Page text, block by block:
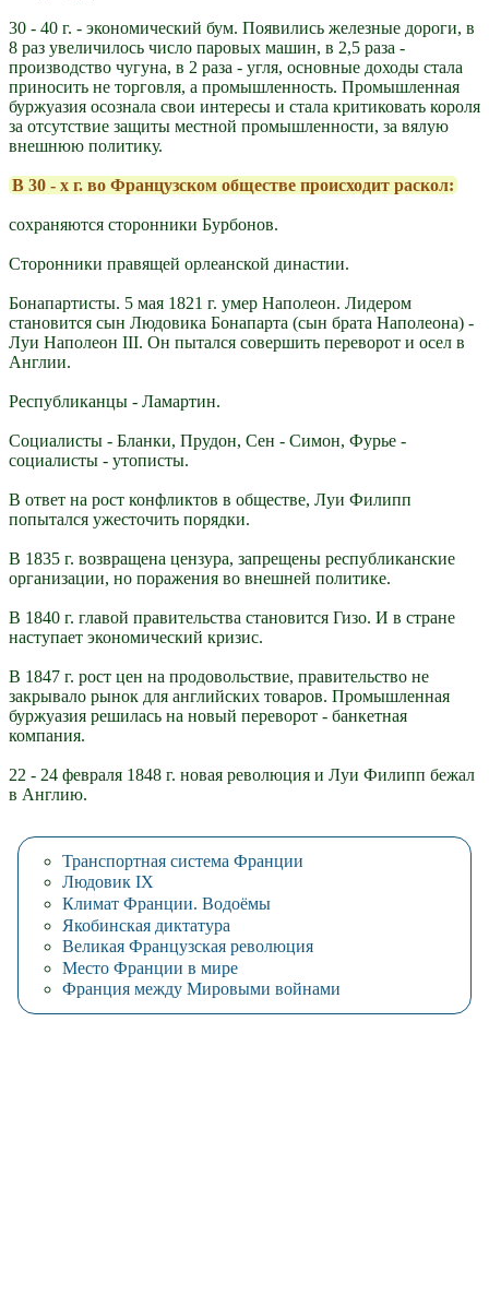
30 - 40 г. - экономический бум. Появились железные дороги, в
8 раз увеличилось число паровых машин, в 2,5 раза -
производство чугуна, в 2 раза - угля, основные доходы стала
приносить не торговля, а промышленность. Промышленная
буржуазия осознала свои интересы и стала критиковать короля
за отсутствие защиты местной промышленности, за вялую
внешнюю политику.
В 30 - х г. во Французском обществе происходит раскол:
сохраняются сторонники Бурбонов.
Сторонники правящей орлеанской династии.
Бонапартисты. 5 мая 1821 г. умер Наполеон. Лидером
становится сын Людовика Бонапарта (сын брата Наполеона) -
Луи Наполеон III. Он пытался совершить переворот и осел в
Англии.
Республиканцы - Ламартин.
Социалисты - Бланки, Прудон, Сен - Симон, Фурье -
социалисты - утописты.
В ответ на рост конфликтов в обществе, Луи Филипп
попытался ужесточить порядки.
В 1835 г. возвращена цензура, запрещены республиканские
организации, но поражения во внешней политике.
В 1840 г. главой правительства становится Гизо. И в стране
наступает экономический кризис.
В 1847 г. рост цен на продовольствие, правительство не
закрывало рынок для английских товаров. Промышленная
буржуазия решилась на новый переворот - банкетная
компания.
22 - 24 февраля 1848 г. новая революция и Луи Филипп бежал
в Англию.
Транспортная система Франции
Людовик IX
Климат Франции. Водоёмы
Якобинская диктатура
Великая Французская революция
Место Франции в мире
Франция между Мировыми войнами